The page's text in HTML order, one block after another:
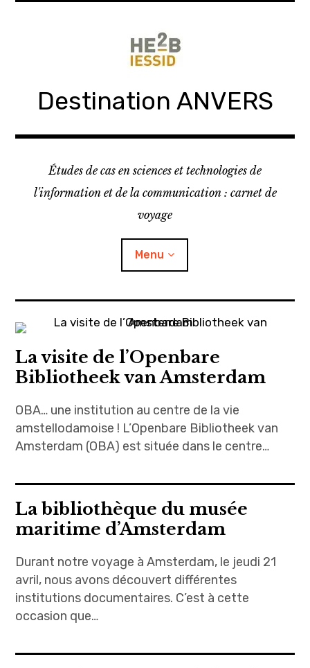
Destination ANVERS
Études de cas en sciences et technologies de
l'information et de la communication : carnet de
voyage
Menu
Amsterdam
Précédemment
child
menu
A propos
La visite de l’Openbare
Bibliotheek van Amsterdam
OBA… une institution au centre de la vie
amstellodamoise ! L’Openbare Bibliotheek van
Amsterdam (OBA) est située dans le centre…
La bibliothèque du musée
maritime d’Amsterdam
Durant notre voyage à Amsterdam, le jeudi 21
avril, nous avons découvert différentes
institutions documentaires. C’est à cette
occasion que…